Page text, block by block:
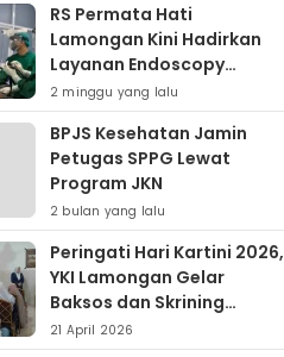
RS Permata Hati
Lamongan Kini Hadirkan
Layanan Endoscopy
Modern, Begini
Keunggulannya
2 minggu yang lalu
BPJS Kesehatan Jamin
Petugas SPPG Lewat
Program JKN
2 bulan yang lalu
Peringati Hari Kartini 2026,
YKI Lamongan Gelar
Baksos dan Skrining
Kanker Serviks
21 April 2026